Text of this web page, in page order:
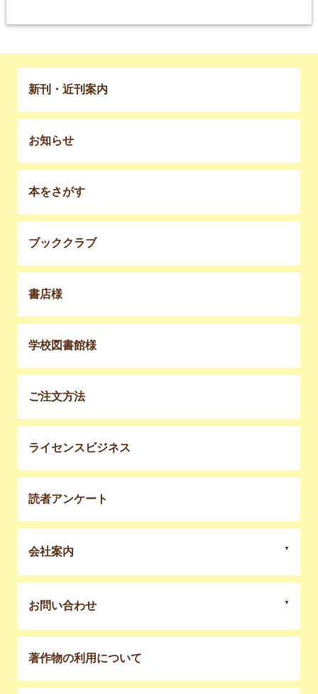
新刊・近刊案内
お知らせ
本をさがす
ブッククラブ
書店様
学校図書館様
ご注文方法
ライセンスビジネス
読者アンケート
会社案内
お問い合わせ
著作物の利用について